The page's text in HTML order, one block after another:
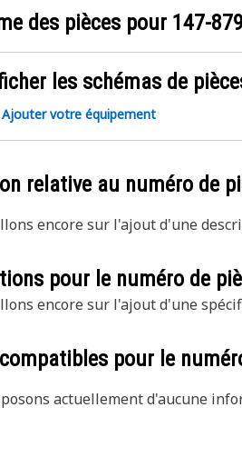
des pièces pour 147-
les schémas de
Ajouter votre équipement
relative au numéro de
encore sur l'ajout d'une
pour le numéro de
encore sur l'ajout d'une
pour le
actuellement d'aucune